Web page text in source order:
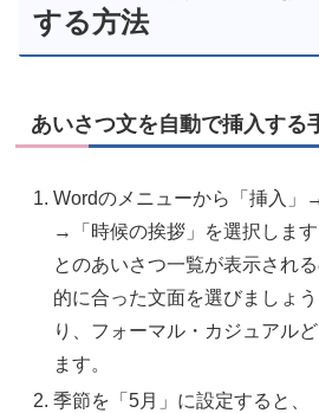
する方法
あいさつ文を自動で挿入する
Wordのメニューから「挿入」
→「時候の挨拶」を選択しま
とのあいさつ一覧が表示され
的に合った文面を選びましょ
り、フォーマル・カジュアル
ます。
季節を「5月」に設定すると、